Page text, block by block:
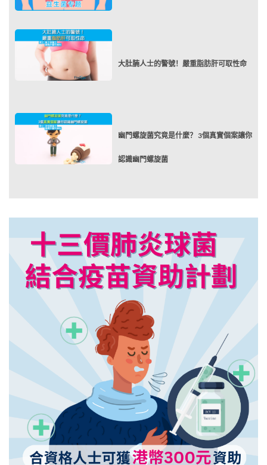
大肚腩人士的警號！嚴重脂肪肝可取性命
幽門螺旋菌究竟是什麼？ 3個真實個案讓你
認識幽門螺旋菌